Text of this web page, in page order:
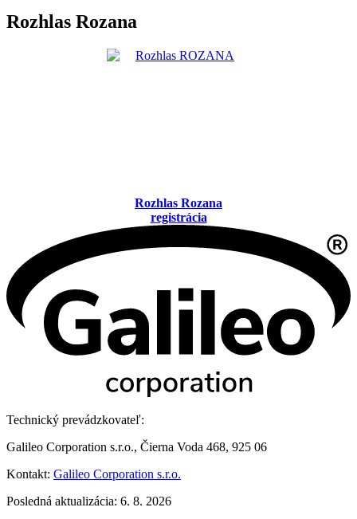
Rozhlas Rozana
Rozhlas Rozana
registrácia
Technický prevádzkovateľ:
Galileo Corporation s.r.o., Čierna Voda 468, 925 06
Kontakt: Galileo Corporation s.r.o.
Posledná aktualizácia: 6. 8. 2026